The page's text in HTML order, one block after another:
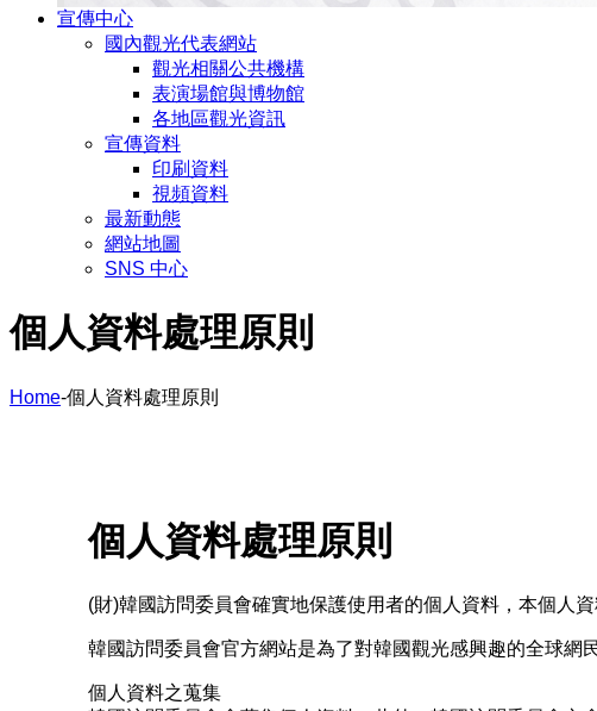
宣傳中心
國內觀光代表網站
觀光相關公共機構
表演場館與博物館
各地區觀光資訊
宣傳資料
印刷資料
視頻資料
最新動態
網站地圖
SNS 中心
個人資料處理原則
Home-個人資料處理原則
個人資料處理原則
(財)韓國訪問委員會確實地保護使用者的個人資料，本個人
韓國訪問委員會官方網站是為了對韓國觀光感興趣的全球網
個人資料之蒐集